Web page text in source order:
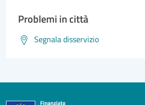
Problemi in città
Segnala disservizio